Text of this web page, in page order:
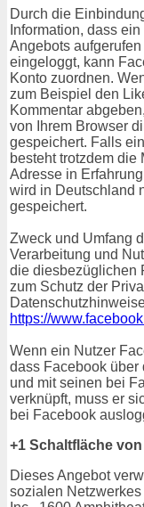
Durch die
Information, dass
Angebots
eingeloggt, kann
Konto zuordnen.
zum Beispiel den
Kommentar
von Ihrem Browser
gespeichert. Falls
besteht trotzdem
Adresse in
wird in Deutschland
gespeichert.
Zweck und Umfang
Verarbeitung und
die diesbezüglichen
zum Schutz der
https://
Wenn ein Nutzer
dass Facebook über
und mit seinen bei
verknüpft, muss er
bei Facebook
+1 Schaltfläche
Dieses Angebot
sozialen